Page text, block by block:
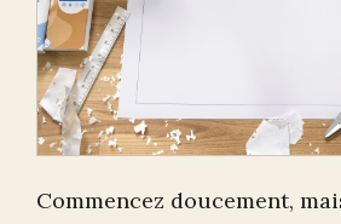
Commencez doucement,